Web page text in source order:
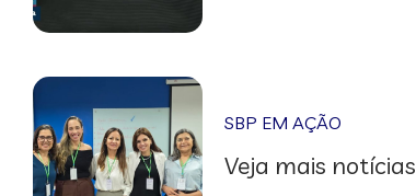
SBP EM AÇÃO
Veja mais notícias